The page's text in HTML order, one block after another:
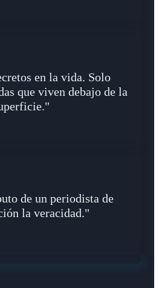
en la vida. Solo
que viven debajo de la
de un periodista de
la veracidad."